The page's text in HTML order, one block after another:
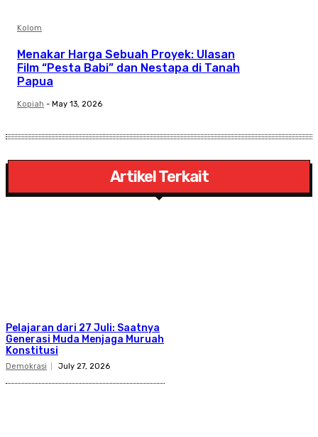
Kolom
Menakar Harga Sebuah Proyek: Ulasan
Film “Pesta Babi” dan Nestapa di Tanah
Papua
Kopiah - May 13, 2026
Artikel Terkait
Pelajaran dari 27 Juli: Saatnya
Generasi Muda Menjaga Muruah
Konstitusi
Demokrasi July 27, 2026